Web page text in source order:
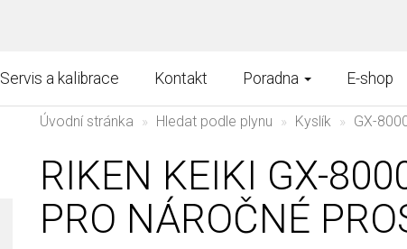
Servis a kalibrace Kontakt Poradna E-shop
Úvodní stránka Hledat podle plynu Kyslík GX-
RIKEN KEIKI GX-
PRO NÁROČNÉ